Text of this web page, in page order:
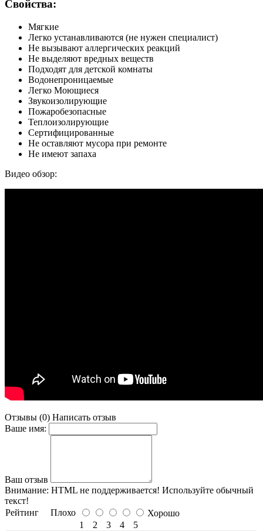
Свойства:
Мягкие
Легко устанавливаются (не нужен специалист)
Не вызывают аллергических реакций
Не выделяют вредных веществ
Подходят для детской комнаты
Водонепроницаемые
Легко Моющиеся
Звукоизолирующие
Пожаробезопасные
Теплоизолирующие
Сертифицированные
Не оставляют мусора при ремонте
Не имеют запаха
Видео обзор:
Отзывы (0) Написать отзыв
Ваше имя:
Ваш отзыв
Внимание: HTML не поддерживается! Используйте обычный
текст!
Рейтинг Плохо
Хорошо
1
2 3 4 5